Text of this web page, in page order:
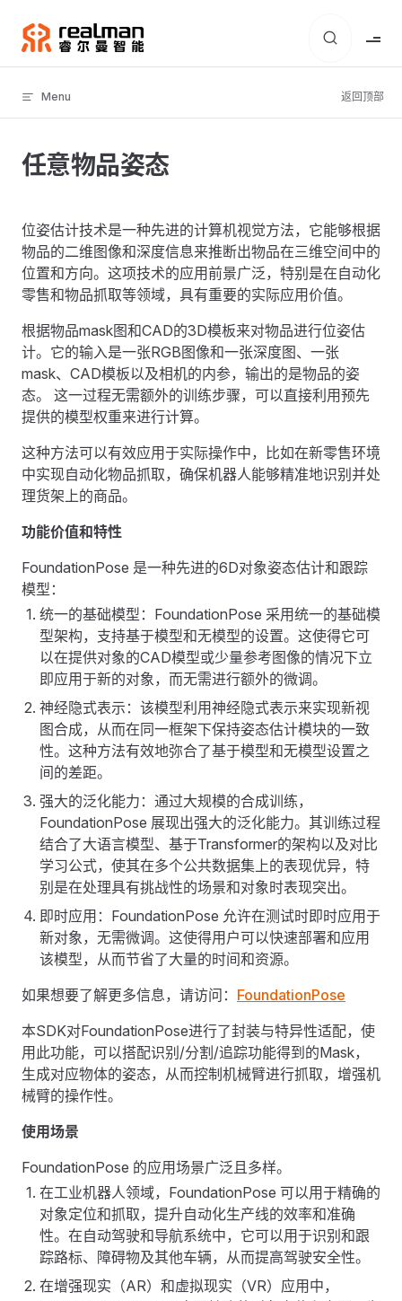
Skip to content
Menu 返回顶部
任意物品姿态
位姿估计技术是一种先进的计算机视觉方法，它能够根据
物品的二维图像和深度信息来推断出物品在三维空间中的
位置和方向。这项技术的应用前景广泛，特别是在自动化
零售和物品抓取等领域，具有重要的实际应用价值。
根据物品mask图和CAD的3D模板来对物品进行位姿估
计。它的输入是一张RGB图像和一张深度图、一张
mask、CAD模板以及相机的内参，输出的是物品的姿
态。 这一过程无需额外的训练步骤，可以直接利用预先
提供的模型权重来进行计算。
这种方法可以有效应用于实际操作中，比如在新零售环境
中实现自动化物品抓取，确保机器人能够精准地识别并处
理货架上的商品。
功能价值和特性
FoundationPose 是一种先进的6D对象姿态估计和跟踪
模型：
统一的基础模型：FoundationPose 采用统一的基础模
型架构，支持基于模型和无模型的设置。这使得它可
以在提供对象的CAD模型或少量参考图像的情况下立
即应用于新的对象，而无需进行额外的微调。
神经隐式表示：该模型利用神经隐式表示来实现新视
图合成，从而在同一框架下保持姿态估计模块的一致
性。这种方法有效地弥合了基于模型和无模型设置之
间的差距。
强大的泛化能力：通过大规模的合成训练，
FoundationPose 展现出强大的泛化能力。其训练过程
结合了大语言模型、基于Transformer的架构以及对比
学习公式，使其在多个公共数据集上的表现优异，特
别是在处理具有挑战性的场景和对象时表现突出。
即时应用：FoundationPose 允许在测试时即时应用于
新对象，无需微调。这使得用户可以快速部署和应用
该模型，从而节省了大量的时间和资源。
如果想要了解更多信息，请访问： FoundationPose
本SDK对FoundationPose进行了封装与特异性适配，使
用此功能，可以搭配识别/分割/追踪功能得到的Mask，
生成对应物体的姿态，从而控制机械臂进行抓取，增强机
械臂的操作性。
使用场景
FoundationPose 的应用场景广泛且多样。
在工业机器人领域，FoundationPose 可以用于精确的
对象定位和抓取，提升自动化生产线的效率和准确
性。在自动驾驶和导航系统中，它可以用于识别和跟
踪路标、障碍物及其他车辆，从而提高驾驶安全性。
在增强现实（AR）和虚拟现实（VR）应用中，